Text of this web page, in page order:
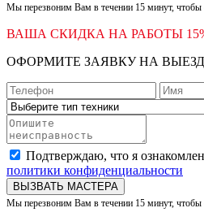
Мы перезвоним Вам в течении 15 минут, чтобы
ВАША СКИДКА НА РАБОТЫ
ОФОРМИТЕ ЗАЯВКУ НА
Подтверждаю, что я
политики конфиденциальности
ВЫЗВАТЬ МАСТЕРА
Мы перезвоним Вам в течении 15 минут, чтобы